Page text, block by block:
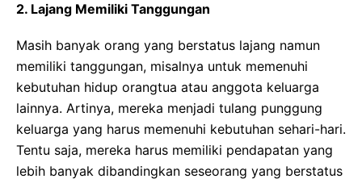
2. Lajang Memiliki Tanggungan
Masih banyak orang yang berstatus lajang namun
memiliki tanggungan, misalnya untuk memenuhi
kebutuhan hidup orangtua atau anggota keluarga
lainnya. Artinya, mereka menjadi tulang punggung
keluarga yang harus memenuhi kebutuhan sehari-hari.
Tentu saja, mereka harus memiliki pendapatan yang
lebih banyak dibandingkan seseorang yang berstatus